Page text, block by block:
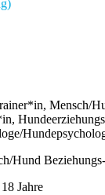
Mensch/
Hund
Jahre